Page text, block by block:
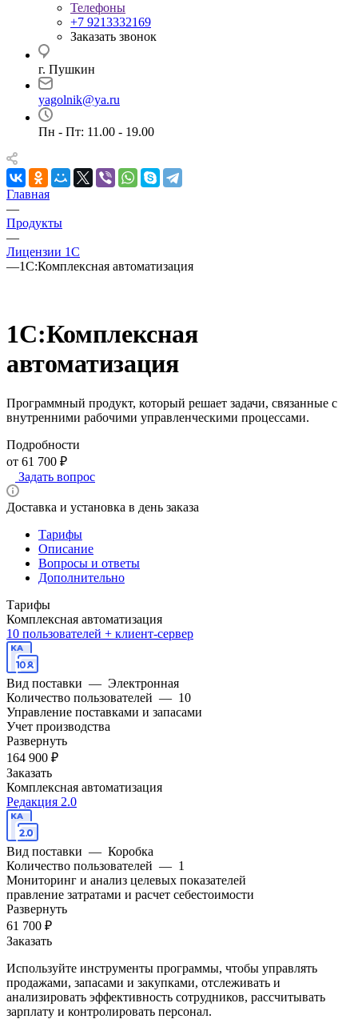
Телефоны
+7 9213332169
Заказать звонок
г. Пушкин
yagolnik@ya.ru
Пн - Пт: 11.00 - 19.00
Главная
—
Продукты
—
Лицензии 1С
—1С:Комплексная автоматизация
1С:Комплексная
автоматизация
Программный продукт, который решает задачи, связанные с
внутренними рабочими управленческими процессами.
Подробности
от 61 700 ₽
Задать вопрос
Доставка и установка в день заказа
Тарифы
Описание
Вопросы и ответы
Дополнительно
Тарифы
Комплексная автоматизация
10 пользователей + клиент-сервер
Вид поставки — Электронная
Количество пользователей — 10
Управление поставками и запасами
Учет производства
Развернуть
164 900 ₽
Заказать
Комплексная автоматизация
Редакция 2.0
Вид поставки — Коробка
Количество пользователей — 1
Мониторинг и анализ целевых показателей
правление затратами и расчет себестоимости
Развернуть
61 700 ₽
Заказать
Используйте инструменты программы, чтобы управлять
продажами, запасами и закупками, отслеживать и
анализировать эффективность сотрудников, рассчитывать
зарплату и контролировать персонал.